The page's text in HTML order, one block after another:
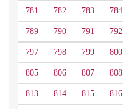
781 782 783 784
789 790 791 792
797 798 799 800
805 806 807 808
813 814 815 816